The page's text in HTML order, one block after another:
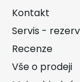
Kontakt
Servis -
Recenze
Vše o prodeji